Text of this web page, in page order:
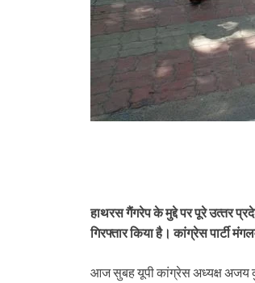
हाथरस गैंगरेप के मुद्दे पर पूरे उत्‍तर
गिरफ्तार किया है। कांग्रेस पार्टी
आज सुबह यूपी कांग्रेस अध्‍यक्ष अजय